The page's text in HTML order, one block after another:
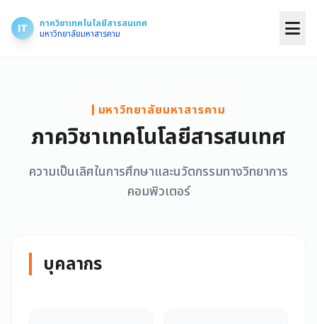
IT
ภาควิชาเทคโนโลยีสารสนเทศ
มหาวิทยาลัยมหาสารคาม
| มหาวิทยาลัยมหาสารคาม
ภาควิชาเทคโนโลยีสารสนเทศ
ความเป็นเลิศในการศึกษาและนวัตกรรมทางวิทยาการ
คอมพิวเตอร์
บุคลากร